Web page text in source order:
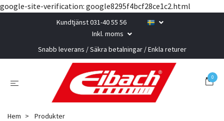
google-site-verification: google8295f4bcf28ce1c2.html
Kundtjänst 031-40 55 56
Inkl. moms
Snabb leverans / Säkra betalningar / Enkla returer
0
Hem
Produkter